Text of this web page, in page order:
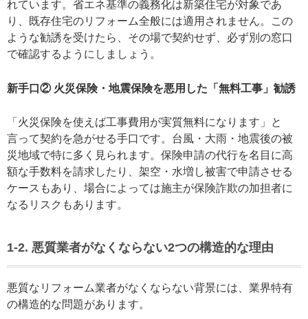
れています。省エネ基準の義務化は新築住宅が対象であ
り、既存住宅のリフォーム全般には適用されません。この
ような勧誘を受けたら、その場で契約せず、必ず別の窓口
で確認するようにしましょう。
新手口② 火災保険・地震保険を悪用した「無料工事」勧誘
「火災保険を使えば工事費用が実質無料になります」と
言って契約を急がせる手口です。台風・大雨・地震後の被
災地域で特に多く見られます。保険申請の代行を名目に高
額な手数料を請求したり、架空・水増し被害で申請させる
ケースもあり、場合によっては施主が保険詐欺の加担者に
なるリスクもあります。
1-2. 悪質業者がなくならない2つの構造的な理由
悪質なリフォーム業者がなくならない背景には、業界特有
の構造的な問題があります。